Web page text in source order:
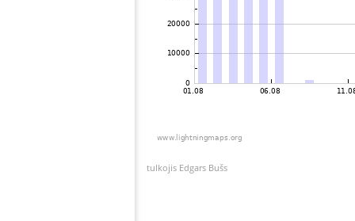
tulkojis Edgars Bušs